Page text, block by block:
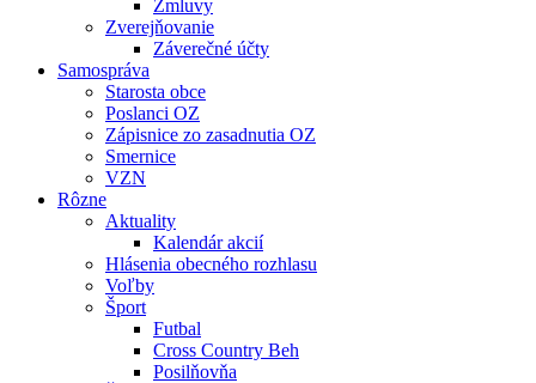
Zmluvy
Zverejňovanie
Záverečné účty
Samospráva
Starosta obce
Poslanci OZ
Zápisnice zo zasadnutia OZ
Smernice
VZN
Rôzne
Aktuality
Kalendár akcií
Hlásenia obecného rozhlasu
Voľby
Šport
Futbal
Cross Country Beh
Posilňovňa